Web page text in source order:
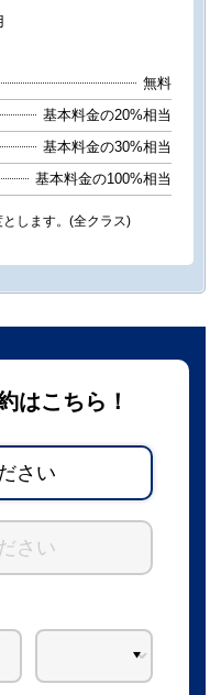
無料
基本料金の20%相当
基本料金の30%相当
基本料金の100%相当
します。(全クラス)
はこちら！
さい
さい